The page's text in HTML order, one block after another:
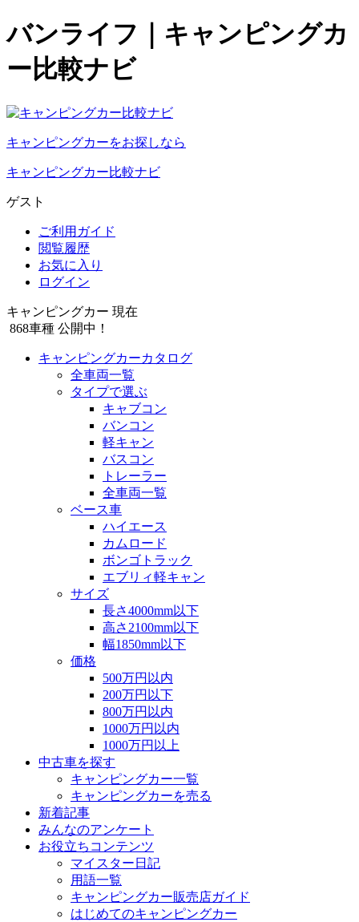
バンライフ｜キャンピングカ
ー比較ナビ
キャンピングカーをお探しなら
キャンピングカー比較ナビ
ゲスト
ご利用ガイド
閲覧履歴
お気に入り
ログイン
キャンピングカー 現在
868車種 公開中！
キャンピングカーカタログ
全車両一覧
タイプで選ぶ
キャブコン
バンコン
軽キャン
バスコン
トレーラー
全車両一覧
ベース車
ハイエース
カムロード
ボンゴトラック
エブリィ軽キャン
サイズ
長さ4000mm以下
高さ2100mm以下
幅1850mm以下
価格
500万円以内
200万円以下
800万円以内
1000万円以内
1000万円以上
中古車を探す
キャンピングカー一覧
キャンピングカーを売る
新着記事
みんなのアンケート
お役立ちコンテンツ
マイスター日記
用語一覧
キャンピングカー販売店ガイド
はじめてのキャンピングカー